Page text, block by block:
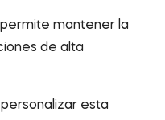
mantener la
de alta
esta